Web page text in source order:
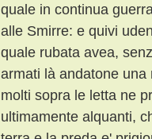
quale in continua
alle Smirre: e quivi
quale rubata avea,
armati là andatone
molti sopra le letta ne
ultimamente alquanti,